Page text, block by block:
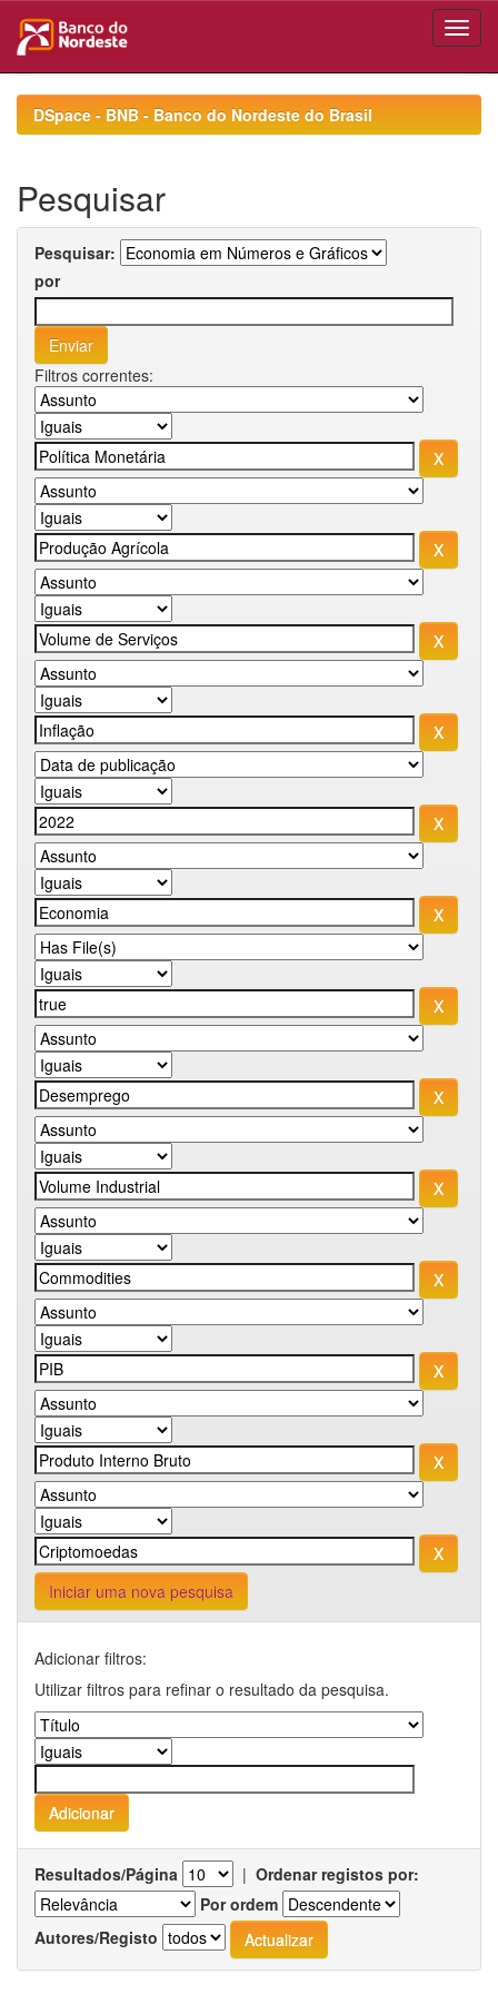
navigationDSpace - BNB - Banco do Nordeste do Brasil
Pesquisar
Pesquisar:
por
Filtros correntes:
Iniciar uma nova pesquisa
Adicionar filtros:
Utilizar filtros para refinar o resultado da pesquisa.
Resultados/Página | Ordenar registos por:
Por ordem
Autores/Registo